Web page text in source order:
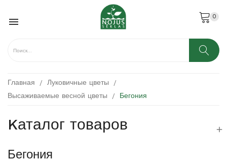
 0
Главная
Луковичные цветы
Высаживаемые весной цветы
Бегония
Kаталог товаров 
Бегония